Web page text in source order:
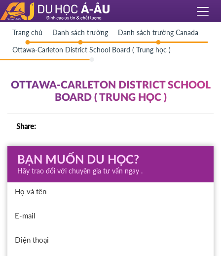
Trang chủ Danh sách trường Danh sách trường Canada
Ottawa-Carleton District School Board ( Trung học )
OTTAWA-CARLETON DISTRICT SCHOOL
BOARD ( TRUNG HỌC )
Share:
BẠN MUỐN DU HỌC?
Hãy trao đổi với chuyên gia tư vấn ngay .
Họ và tên
E-mail
Điện thoại